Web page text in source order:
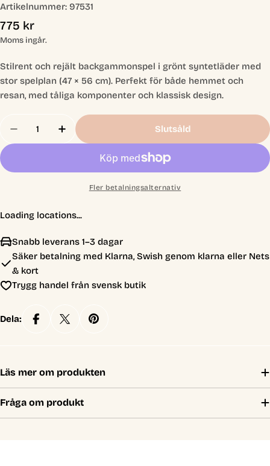
Artikelnummer: 97531
Ordinarie
pris
775 kr
Moms ingår.
Stilrent och rejält backgammonspel i grönt syntetläder med
stor spelplan (47 × 56 cm). Perfekt för både hemmet och
resan, med tåliga komponenter och klassisk design.
Minska Antal För Backgammon: Green, Large,
Öka Antal För Backgammon: Green,
Slutsåld
Fler betalningsalternativ
Loading locations...
Snabb leverans 1–3 dagar
Säker betalning med Klarna, Swish genom klarna eller Nets
& kort
Trygg handel från svensk butik
Dela:
Läs mer om produkten
Fråga om produkt